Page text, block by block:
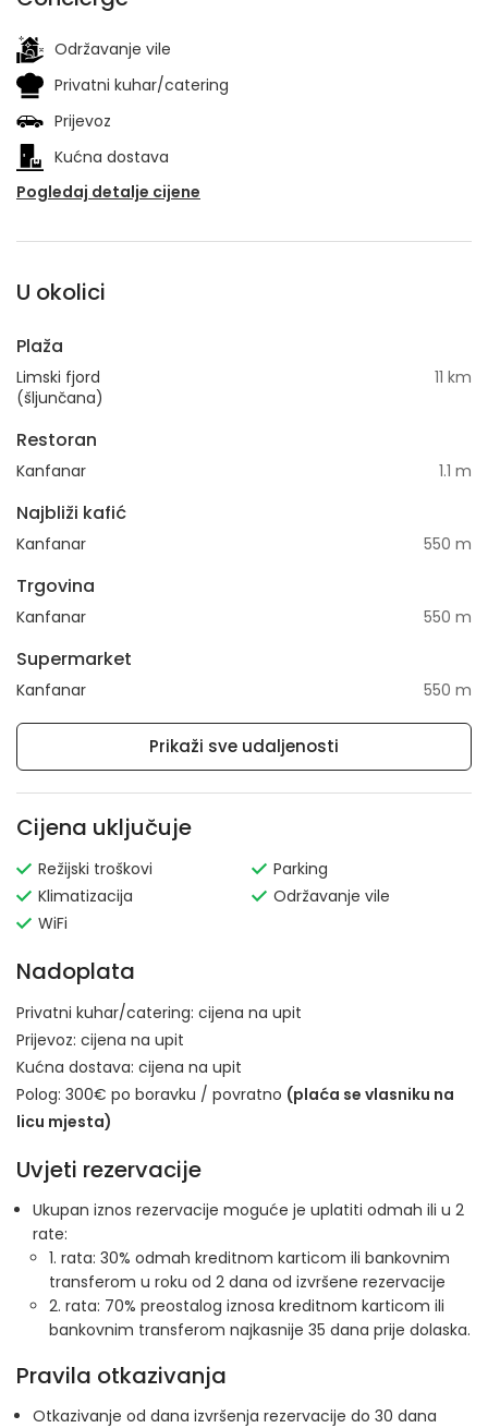
Održavanje vile
Privatni kuhar/catering
Prijevoz
Kućna dostava
Pogledaj detalje cijene
U okolici
Plaža
Limski fjord
(šljunčana)
11 km
Restoran
Kanfanar 1.1 m
Najbliži kafić
Kanfanar 550 m
Trgovina
Kanfanar 550 m
Supermarket
Kanfanar 550 m
Prikaži sve udaljenosti
Cijena uključuje
Režijski troškovi
Klimatizacija
WiFi
Parking
Održavanje vile
Nadoplata
Privatni kuhar/catering: cijena na upit
Prijevoz: cijena na upit
Kućna dostava: cijena na upit
Polog: 300€ po boravku / povratno (plaća se vlasniku na
licu mjesta)
Uvjeti rezervacije
Ukupan iznos rezervacije moguće je uplatiti odmah ili u 2
rate:
1. rata: 30% odmah kreditnom karticom ili bankovnim
transferom u roku od 2 dana od izvršene rezervacije
2. rata: 70% preostalog iznosa kreditnom karticom ili
bankovnim transferom najkasnije 35 dana prije dolaska.
Pravila otkazivanja
Otkazivanje od dana izvršenja rezervacije do 30 dana